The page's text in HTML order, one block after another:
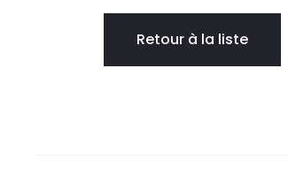
Retour à la liste